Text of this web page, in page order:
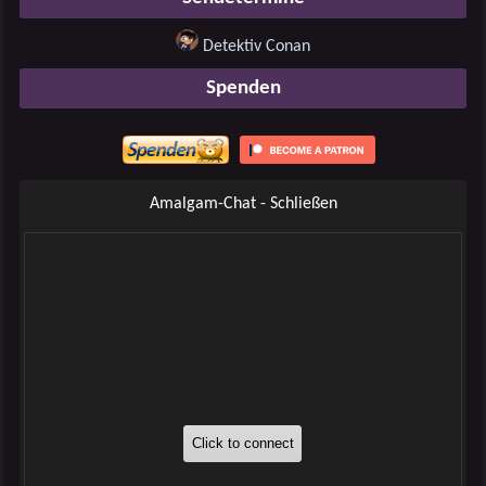
Detektiv Conan
Spenden
Amalgam-Chat - Schließen